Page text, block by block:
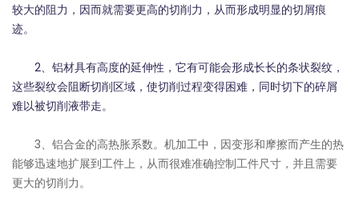
较大的阻力，因而就需要更高的切削力，从而形成明显的切屑痕
迹。
2、铝材具有高度的延伸性，它有可能会形成长长的条状裂纹，
这些裂纹会阻断切削区域，使切削过程变得困难，同时切下的碎屑
难以被切削液带走。
3、铝合金的高热胀系数。机加工中，因变形和摩擦而产生的热
能够迅速地扩展到工件上，从而很难准确控制工件尺寸，并且需要
更大的切削力。